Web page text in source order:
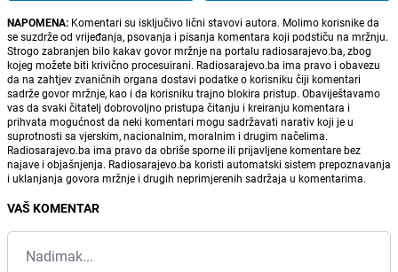
NAPOMENA: Komentari su isključivo lični stavovi autora. Molimo korisnike da
se suzdrže od vrijeđanja, psovanja i pisanja komentara koji podstiču na mržnju.
Strogo zabranjen bilo kakav govor mržnje na portalu radiosarajevo.ba, zbog
kojeg možete biti krivično procesuirani. Radiosarajevo.ba ima pravo i obavezu
da na zahtjev zvaničnih organa dostavi podatke o korisniku čiji komentari
sadrže govor mržnje, kao i da korisniku trajno blokira pristup. Obaviještavamo
vas da svaki čitatelj dobrovoljno pristupa čitanju i kreiranju komentara i
prihvata mogućnost da neki komentari mogu sadržavati narativ koji je u
suprotnosti sa vjerskim, nacionalnim, moralnim i drugim načelima.
Radiosarajevo.ba ima pravo da obriše sporne ili prijavljene komentare bez
najave i objašnjenja. Radiosarajevo.ba koristi automatski sistem prepoznavanja
i uklanjanja govora mržnje i drugih neprimjerenih sadržaja u komentarima.
VAŠ KOMENTAR